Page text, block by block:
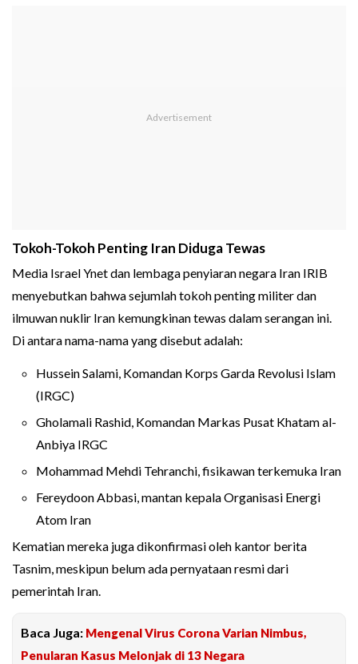
Tokoh-Tokoh Penting Iran Diduga Tewas
Media Israel Ynet dan lembaga penyiaran negara Iran IRIB
menyebutkan bahwa sejumlah tokoh penting militer dan
ilmuwan nuklir Iran kemungkinan tewas dalam serangan ini.
Di antara nama-nama yang disebut adalah:
Hussein Salami, Komandan Korps Garda Revolusi Islam
(IRGC)
Gholamali Rashid, Komandan Markas Pusat Khatam al-
Anbiya IRGC
Mohammad Mehdi Tehranchi, fisikawan terkemuka Iran
Fereydoon Abbasi, mantan kepala Organisasi Energi
Atom Iran
Kematian mereka juga dikonfirmasi oleh kantor berita
Tasnim, meskipun belum ada pernyataan resmi dari
pemerintah Iran.
Baca Juga: Mengenal Virus Corona Varian Nimbus,
Penularan Kasus Melonjak di 13 Negara